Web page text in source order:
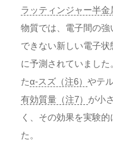
ラッティンジャー半金
物質では、電子間の
できない新しい電子
に予測されていまし
たα-スズ（注6） やテ
有効質量（注7） が小
く、その効果を実験
た。